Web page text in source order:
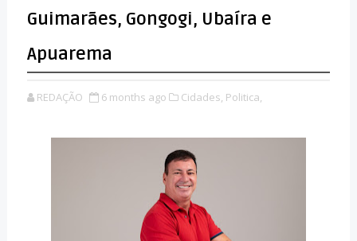
Guimarães, Gongogi, Ubaíra e
Apuarema
REDAÇÃO 6 months ago Cidades, Politica,